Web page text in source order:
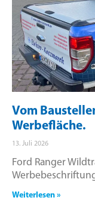
Vom
Werbefläche.
13. Juli 2026
Ford Ranger
Weiterlesen »